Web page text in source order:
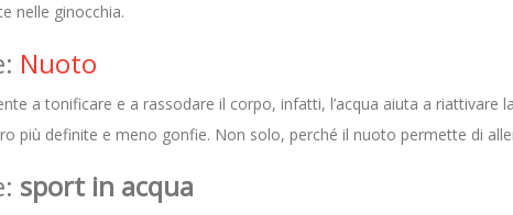
nelle ginocchia.
Nuoto
a tonificare e a rassodare il corpo, infatti, l’acqua aiuta a riattivare
più definite e meno gonfie. Non solo, perché il nuoto permette di
sport in acqua